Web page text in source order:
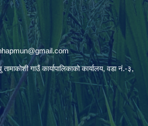
गाउँ कार्यापालिकाको कार्यालय, वडा नं.-३,